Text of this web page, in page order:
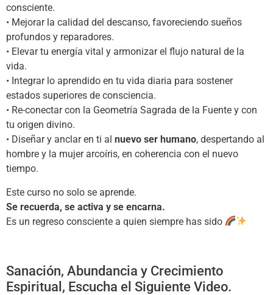
consciente.
• Mejorar la calidad del descanso, favoreciendo sueños
profundos y reparadores.
• Elevar tu energía vital y armonizar el flujo natural de la
vida.
• Integrar lo aprendido en tu vida diaria para sostener
estados superiores de consciencia.
• Re-conectar con la Geometría Sagrada de la Fuente y con
tu origen divino.
• Diseñar y anclar en ti al nuevo ser humano, despertando al
hombre y la mujer arcoíris, en coherencia con el nuevo
tiempo.
Este curso no solo se aprende.
Se recuerda, se activa y se encarna.
Es un regreso consciente a quien siempre has sido
Sanación, Abundancia y Crecimiento
Espiritual, Escucha el Siguiente Video.